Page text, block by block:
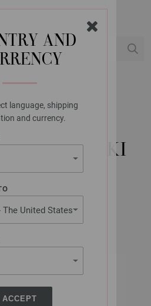
AND
language, shipping
and currency.
The United States
ACCEPT
GROSSA
NO. 58 -
ENGLESKI
(EN)